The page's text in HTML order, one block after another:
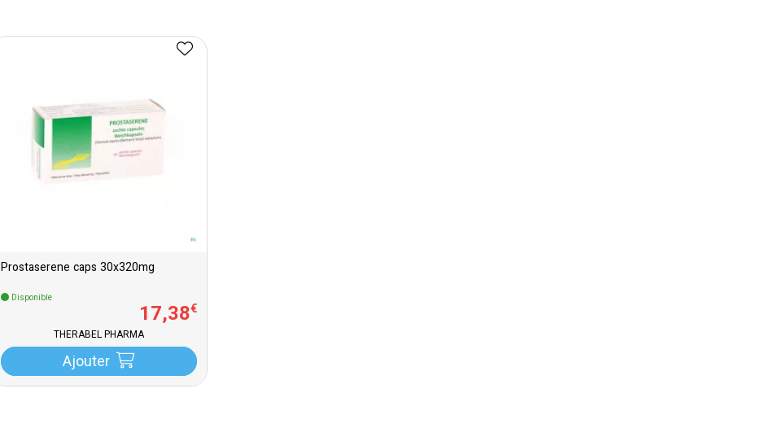
Prostaserene caps 30x320mg
Disponible
17,38€
THERABEL PHARMA
Ajouter